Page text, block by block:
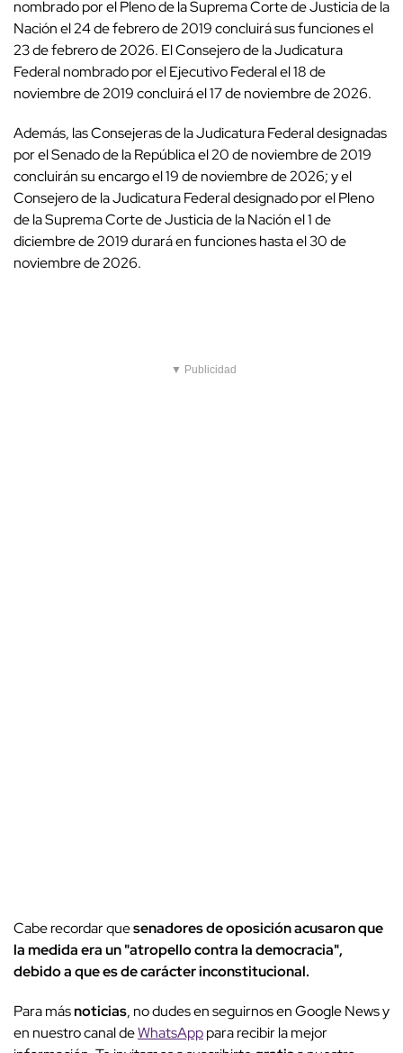
nombrado por el Pleno de la Suprema Corte de Justicia de la
Nación el 24 de febrero de 2019 concluirá sus funciones el
23 de febrero de 2026. El Consejero de la Judicatura
Federal nombrado por el Ejecutivo Federal el 18 de
noviembre de 2019 concluirá el 17 de noviembre de 2026.
Además, las Consejeras de la Judicatura Federal designadas
por el Senado de la República el 20 de noviembre de 2019
concluirán su encargo el 19 de noviembre de 2026; y el
Consejero de la Judicatura Federal designado por el Pleno
de la Suprema Corte de Justicia de la Nación el 1 de
diciembre de 2019 durará en funciones hasta el 30 de
noviembre de 2026.
▼ Publicidad
Cabe recordar quesenadores de oposición acusaron que
la medida era un "atropello contra la democracia",
debido a que es de carácter inconstitucional.
Para másnoticias, no dudes en seguirnos en Google News y
en nuestro canal deWhatsApppara recibir la mejor